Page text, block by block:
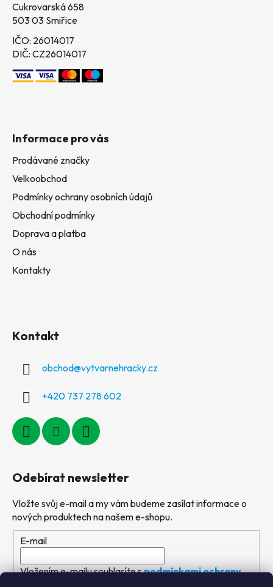
Cukrovarská 658
503 03 Smiřice
IČO: 26014017
DIČ: CZ26014017
Informace pro vás
Prodávané značky
Velkoobchod
Podmínky ochrany osobních údajů
Obchodní podmínky
Doprava a platba
O nás
Kontakty
Kontakt
obchod@vytvarnehracky.cz
+420 737 278 602
Odebírat newsletter
Vložte svůj e-mail a my vám budeme zasílat informace o
nových produktech na našem e-shopu.
E-mail
Vložením e-mailu souhlasíte spodmínkami ochrany